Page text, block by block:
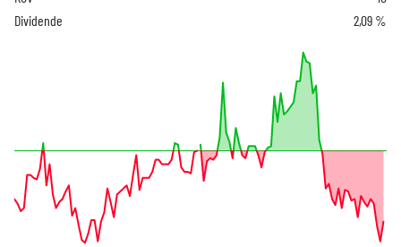
Dividende
2,09 %